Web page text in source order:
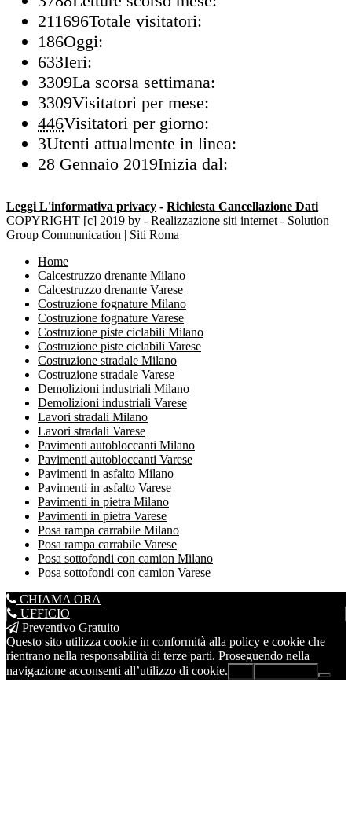
211696Totale visitatori:
186Oggi:
633Ieri:
3309La scorsa settimana:
3309Visitatori per mese:
446Visitatori per giorno:
3Utenti attualmente in linea:
28 Gennaio 2019Inizia dal:
Leggi L'informativa privacy - Richiesta Cancellazione Dati
COPYRIGHT [c] 2019 by - Realizzazione siti internet - Solution
Group Communication | Siti Roma
Home
Calcestruzzo drenante Milano
Calcestruzzo drenante Varese
Costruzione fognature Milano
Costruzione fognature Varese
Costruzione piste ciclabili Milano
Costruzione piste ciclabili Varese
Costruzione stradale Milano
Costruzione stradale Varese
Demolizioni industriali Milano
Demolizioni industriali Varese
Lavori stradali Milano
Lavori stradali Varese
Pavimenti autobloccanti Milano
Pavimenti autobloccanti Varese
Pavimenti in asfalto Milano
Pavimenti in asfalto Varese
Pavimenti in pietra Milano
Pavimenti in pietra Varese
Posa rampa carrabile Milano
Posa rampa carrabile Varese
Posa sottofondi con camion Milano
Posa sottofondi con camion Varese
CHIAMA ORA
UFFICIO
Preventivo Gratuito
Questo sito utilizza cookie in conformità alla policy e cookie che
rientrano nella responsabilità di terze parti. Proseguendo nella
navigazione acconsenti all’utilizzo di cookie.